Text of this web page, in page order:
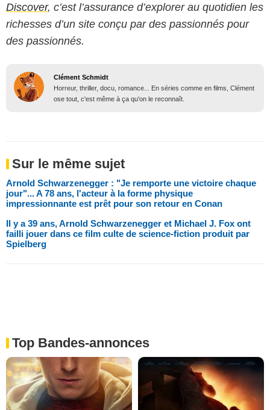
Discover, c’est l’assurance d’explorer au quotidien les
richesses d’un site conçu par des passionnés pour
des passionnés.
Clément Schmidt
Horreur, thriller, docu, romance... En séries comme en films, Clément
ose tout, c'est même à ça qu'on le reconnaît.
Sur le même sujet
Arnold Schwarzenegger : "Je remporte une victoire chaque
jour"... A 78 ans, l'acteur à la forme physique
impressionnante est prêt pour son retour en Conan
Il y a 39 ans, Arnold Schwarzenegger et Michael J. Fox ont
failli jouer dans ce film culte de science-fiction produit par
Spielberg
Top Bandes-annonces